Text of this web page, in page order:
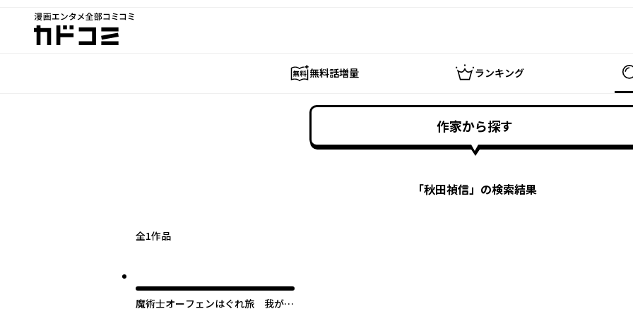
漫画エンタメ全部コミコミ
カドコミ
無料話増量 ランキング
作家から探す
「秋田禎信」の検索結果
全1作品
魔術士オーフェンはぐれ旅 我が呼